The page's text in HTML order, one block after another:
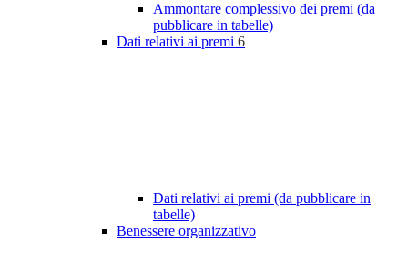
Ammontare complessivo dei premi (da
pubblicare in tabelle)
Dati relativi ai premi 6
Dati relativi ai premi (da pubblicare in
tabelle)
Benessere organizzativo